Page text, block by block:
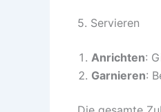
5. Servieren
Anrichten:
Garnieren: